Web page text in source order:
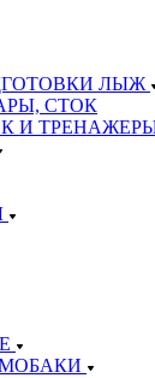
ЛЫЖ
СТОК
И